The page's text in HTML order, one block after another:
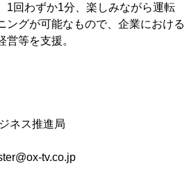
1回わずか1分、楽しみながら運転
ングが可能なもので、企業における
等を支援。
ネス推進局
tv.co.jp